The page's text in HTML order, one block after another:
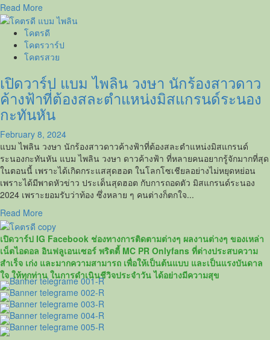
Read More
more
about
เปิด
วาร์
กา
มิน
Garmin
หรือ
สาว
สวย
ดาว
TikTok
ชาว
เกาหลีใต้
ตก
เป็น
ประเด็น
คู่
จิ้
นข
อง
แน็ค
ชาลี
โคตรดี
โคตรวาร์ป
โคตรสวย
เปิดวาร์ป แบม ไพลิน วงษา นักร้องสาวดาว
ค้างฟ้าที่ต้องสละตำแหน่งมิสแกรนด์ระนอง
กะทันหัน
February 8, 2024
แบม ไพลิน วงษา นักร้องสาวดาวค้างฟ้าที่ต้องสละตำแหน่งมิสแกรนด์
ระนองกะทันหัน แบม ไพลิน วงษา ดาวค้างฟ้า ที่หลายคนอยากรู้จักมากที่สุด
ในตอนนี้ เพราะได้เกิดกระแสสุดฮอต ในโลกโซเชียลอย่างไม่หยุดหย่อน
เพราะได้มีพาดหัวข่าว ประเด็นสุดฮอต กับการถอดตัว มิสแกรนด์ระนอง
2024 เพราะยอมรับว่าท้อง ซึ่งหลาย ๆ คนต่างก็ตกใจ...
Read More
more
about
เปิด
วาร์
ป
แบม
ไพลิน
วงษา
นัก
ร้อง
เปิดวาร์ป IG Facebook ช่องทางการติดตามต่างๆ ผลงานต่างๆ ของเหล่า
เน็ตไอดอล อินฟลูเอนเซอร์ พริตตี้ MC PR Onlyfans ที่ต่างประสบความ
สำเร็จ เก่ง และมากความสามารถ เพื่อให้เป็นต้นแบบ และเป็นแรงบันดาล
ใจ ให้ทุกท่าน ในการดำเนินชีวิจประจำวัน ได้อย่างมีความสุข